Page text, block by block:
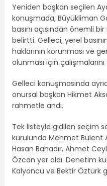
Yeniden başkan seçilen
konuşmada, Büyükliman
basını açısından önemli
belirtti. Gelleci, yerel
haklarının korunması ve
olunması için
Gelleci konuşmasında
onursal başkan Hikmet
rahmetle andı.
Tek listeyle gidilen seçim
kurulunda Mehmet Bülent
Hasan Bahadır, Ahmet
Özcan yer aldı. Denetim
Kalyoncu ve Bektir Öztürk